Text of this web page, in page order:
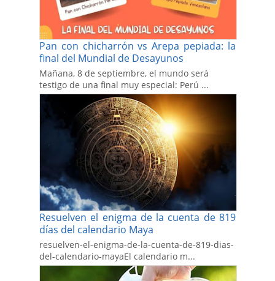
Pan con chicharrón vs Arepa pepiada: la
final del Mundial de Desayunos
Mañana, 8 de septiembre, el mundo será
testigo de una final muy especial: Perú ...
Resuelven el enigma de la cuenta de 819
días del calendario Maya
resuelven-el-enigma-de-la-cuenta-de-819-dias-
del-calendario-mayaEl calendario m...